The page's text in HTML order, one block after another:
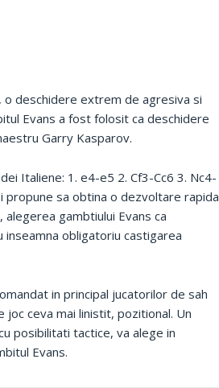
o deschidere extrem de agresiva si
Evans a fost folosit ca deschidere
Garry Kasparov.
Italiene: 1. e4-e5 2. Cf3-Cc6 3. Nc4-
propune sa obtina o dezvoltare rapida
gambtiului Evans ca
obligatoriu castigarea
in principal jucatorilor de sah
joc ceva mai linistit, pozitional. Un
posibilitati tactice, va alege in
Evans.